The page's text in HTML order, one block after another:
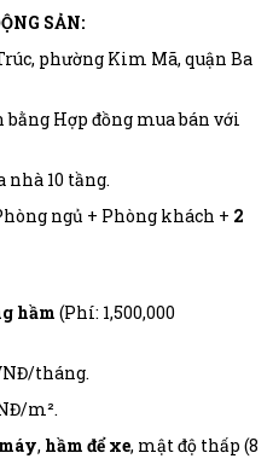
SẢN:
phường Kim Mã, quận Ba
bằng Hợp đồng mua bán với
nhà 10 tầng.
ngủ + Phòng khách + 2
hầm (Phí: 1,500,000
tháng.
m².
, hầm để xe, mật độ thấp (8